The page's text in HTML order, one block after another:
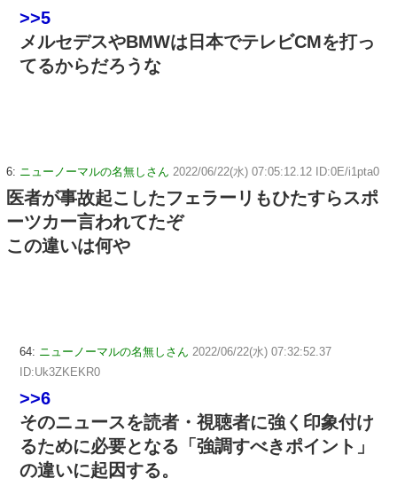
>>5
メルセデスやBMWは日本でテレビCMを打っ
てるからだろうな
6: ニューノーマルの名無しさん 2022/06/22(水) 07:05:12.12 ID:0E/i1pta0
医者が事故起こしたフェラーリもひたすらスポ
ーツカー言われてたぞ
この違いは何や
64: ニューノーマルの名無しさん 2022/06/22(水) 07:32:52.37
ID:Uk3ZKEKR0
>>6
そのニュースを読者・視聴者に強く印象付け
るために必要となる「強調すべきポイント」
の違いに起因する。